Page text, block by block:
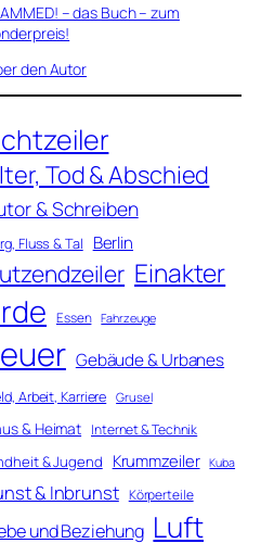
– das Buch – zum
den Autor
Tod & Abschied
& Schreiben
Fluss & Tal Berlin
Einakter
Essen Fahrzeuge
Gebäude & Urbanes
Arbeit, Karriere Grusel
& Heimat Internet & Technik
& Jugend Krummzeiler Kuba
& Inbrunst Körperteile
und Beziehung Luft